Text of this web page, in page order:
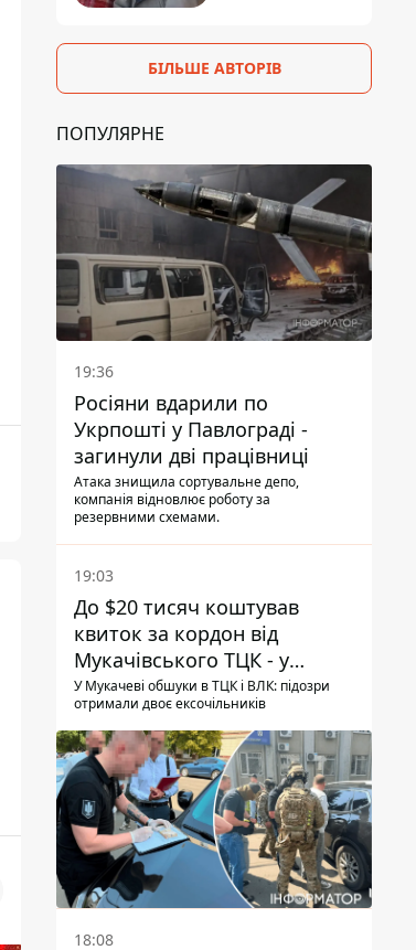
БІЛЬШЕ АВТОРІВ
ПОПУЛЯРНЕ
19:36
Росіяни вдарили по
Укрпошті у Павлограді -
загинули дві працівниці
Атака знищила сортувальне депо,
компанія відновлює роботу за
резервними схемами.
19:03
До $20 тисяч коштував
квиток за кордон від
Мукачівського ТЦК - у
гучній справі перші підозри
отримали двоє колишніх
керівників
У Мукачеві обшуки в ТЦК і ВЛК: підозри
отримали двоє ексочільників
18:08